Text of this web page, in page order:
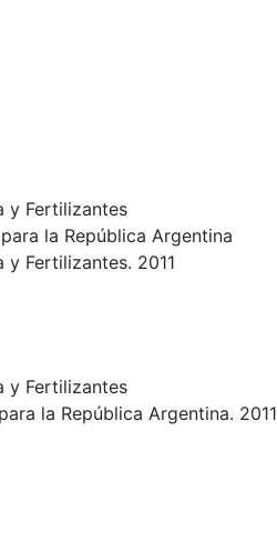
y Fertilizantes
la República Argentina
y Fertilizantes. 2011
y Fertilizantes
la República Argentina. 2011